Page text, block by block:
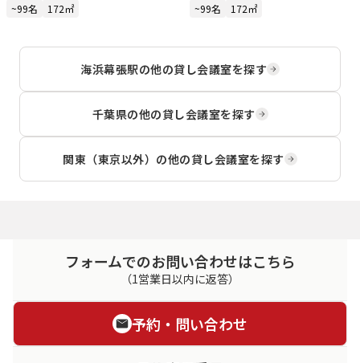
~99名 172㎡ ~99名 172㎡
海浜幕張駅の他の貸し会議室を探す
千葉県の他の貸し会議室を探す
関東（東京以外） の他の貸し会議室を探す
フォームでのお問い合わせはこちら
（1営業日以内に返答）
予約・問い合わせ